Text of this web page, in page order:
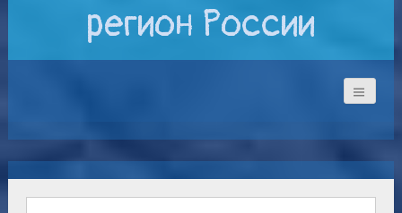
регион России